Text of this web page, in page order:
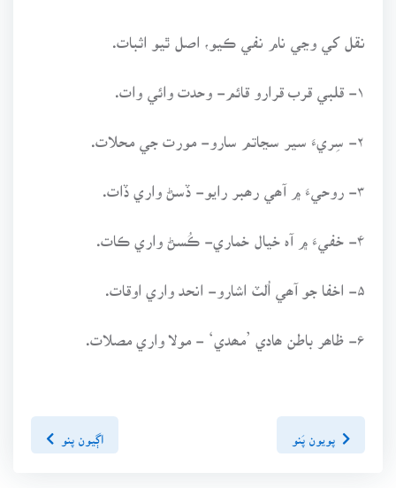
نقل کي وڃي نام نفي ڪيو، اصل ٿيو اثبات.
۴- خفيءَ ۾ آہ خيال خماري- ڪُسڻ واري ڪات.
پويون پَنو اڳيون پنو